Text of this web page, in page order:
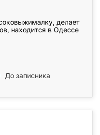
делает
находится в Одессе
До записника